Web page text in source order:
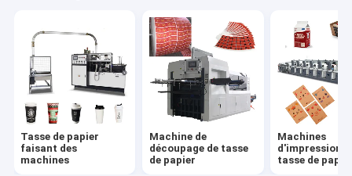
Machines de fente de papier
Machine de couvercle de tasse
Matière première de tasse de papier
Tasse de papier
faisant des
machines
Machine de
découpage de tasse
de papier
Machines
d'impression
tasse de